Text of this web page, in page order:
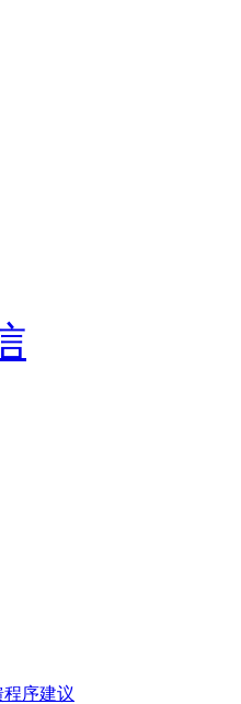
程序建议